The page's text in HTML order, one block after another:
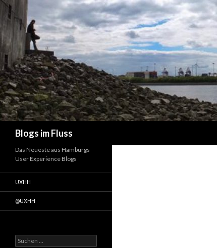
Blogs im Fluss
Das Neueste aus Hamburgs
User Experience Blogs
UXHH
@UXHH
Suchen